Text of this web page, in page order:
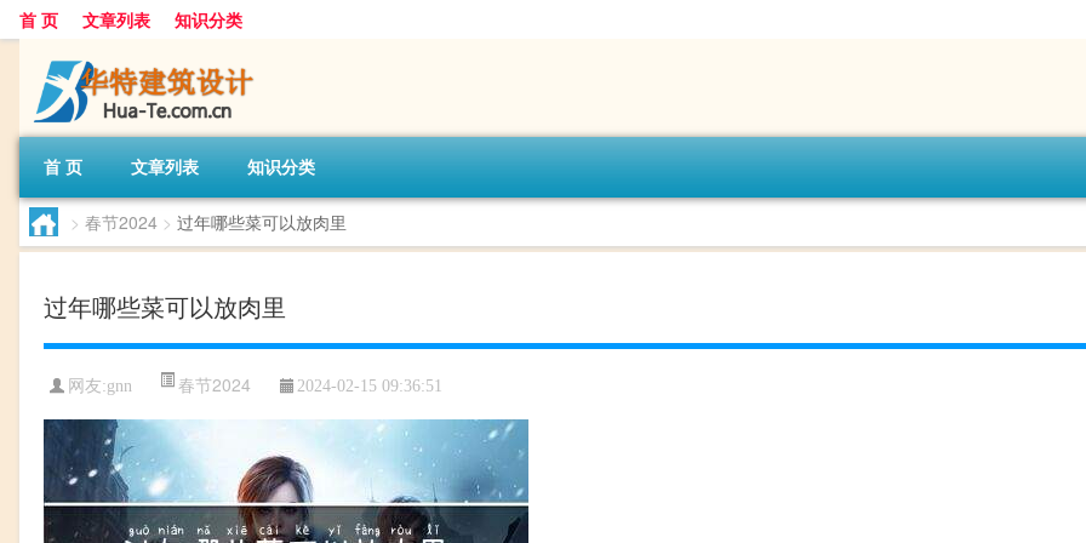
首 页 文章列表 知识分类
首 页 文章列表 知识分类
> 春节2024 > 过年哪些菜可以放肉里
过年哪些菜可以放肉里
网友:gnn 春节2024 2024-02-15 09:36:51